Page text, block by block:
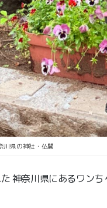
川県の神社・仏閣
神奈川県にあるワン